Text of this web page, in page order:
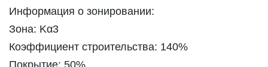
Информация о зонировании:
Зона: Κα3
Коэффициент строительства: 140%